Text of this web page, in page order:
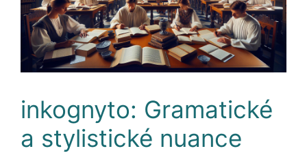
inkognyto: Gramatické
a stylistické nuance